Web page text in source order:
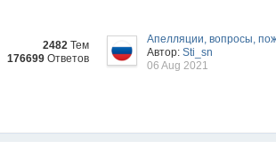
2482 Тем
176699 Ответов
Апелляции, вопросы,
Автор:Sti_sn
06 Aug 2021